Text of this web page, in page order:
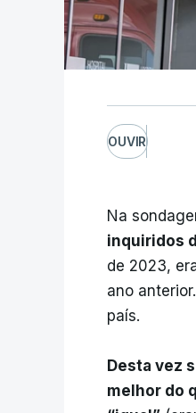
OUVIR
Na
inquiridos
de 2023,
ano
país.
Desta vez
melhor do